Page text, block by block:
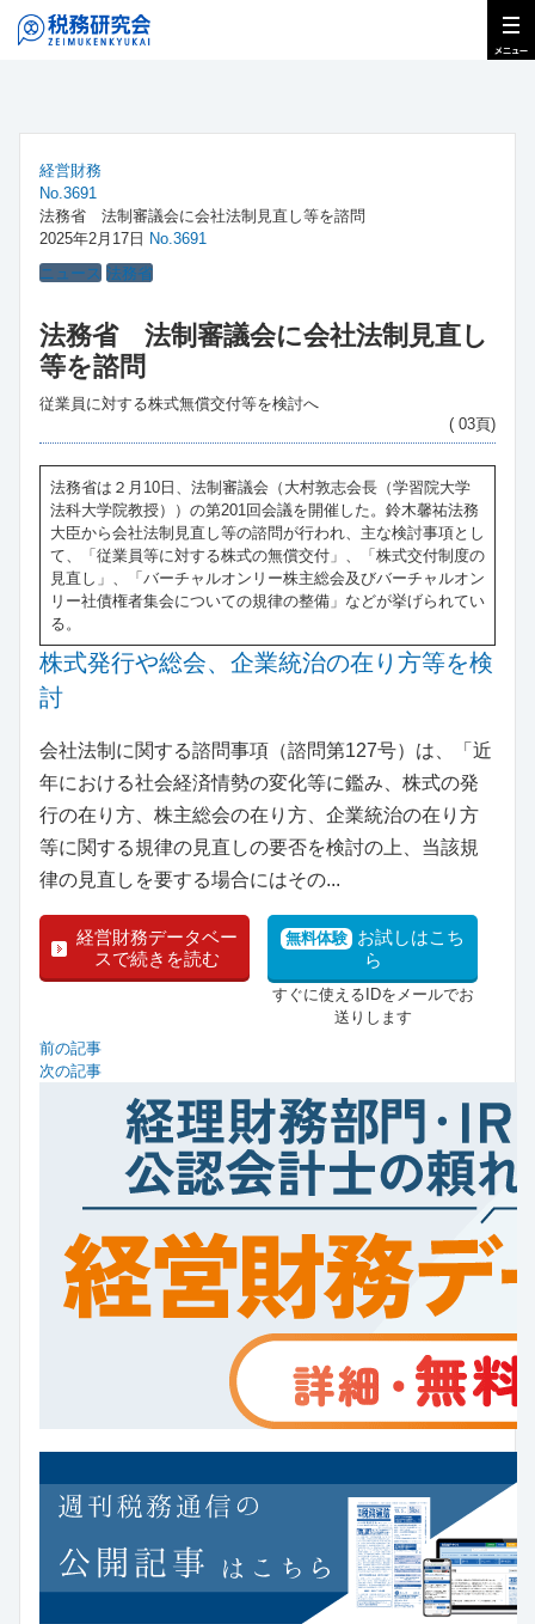
経営財務
No.3691
法務省 法制審議会に会社法制見直し等を諮問
2025年2月17日 No.3691
ニュース 法務省
法務省 法制審議会に会社法制見直し
等を諮問
従業員に対する株式無償交付等を検討へ
( 03頁)
法務省は２月10日、法制審議会（大村敦志会長（学習院大学
法科大学院教授））の第201回会議を開催した。鈴木馨祐法務
大臣から会社法制見直し等の諮問が行われ、主な検討事項とし
て、「従業員等に対する株式の無償交付」、「株式交付制度の
見直し」、「バーチャルオンリー株主総会及びバーチャルオン
リー社債権者集会についての規律の整備」などが挙げられてい
る。
株式発行や総会、企業統治の在り方等を検
討
会社法制に関する諮問事項（諮問第127号）は、「近
年における社会経済情勢の変化等に鑑み、株式の発
行の在り方、株主総会の在り方、企業統治の在り方
等に関する規律の見直しの要否を検討の上、当該規
律の見直しを要する場合にはその...
経営財務データベー
スで続きを読む
無料体験 お試しはこち
ら
すぐに使えるIDをメールでお
送りします
前の記事
次の記事